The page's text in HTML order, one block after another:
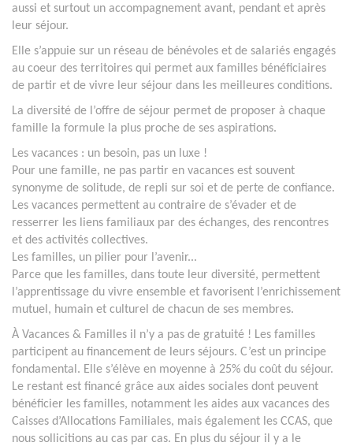
aussi et surtout un accompagnement avant, pendant et après
leur séjour.
Elle s’appuie sur un réseau de bénévoles et de salariés engagés
au coeur des territoires qui permet aux familles bénéficiaires
de partir et de vivre leur séjour dans les meilleures conditions.
La diversité de l’offre de séjour permet de proposer à chaque
famille la formule la plus proche de ses aspirations.
Les vacances : un besoin, pas un luxe !
Pour une famille, ne pas partir en vacances est souvent
synonyme de solitude, de repli sur soi et de perte de confiance.
Les vacances permettent au contraire de s’évader et de
resserrer les liens familiaux par des échanges, des rencontres
et des activités collectives.
Les familles, un pilier pour l’avenir...
Parce que les familles, dans toute leur diversité, permettent
l’apprentissage du vivre ensemble et favorisent l’enrichissement
mutuel, humain et culturel de chacun de ses membres.
À Vacances & Familles il n’y a pas de gratuité ! Les familles
participent au financement de leurs séjours. C’est un principe
fondamental. Elle s’élève en moyenne à 25% du coût du séjour.
Le restant est financé grâce aux aides sociales dont peuvent
bénéficier les familles, notamment les aides aux vacances des
Caisses d’Allocations Familiales, mais également les CCAS, que
nous sollicitions au cas par cas. En plus du séjour il y a le